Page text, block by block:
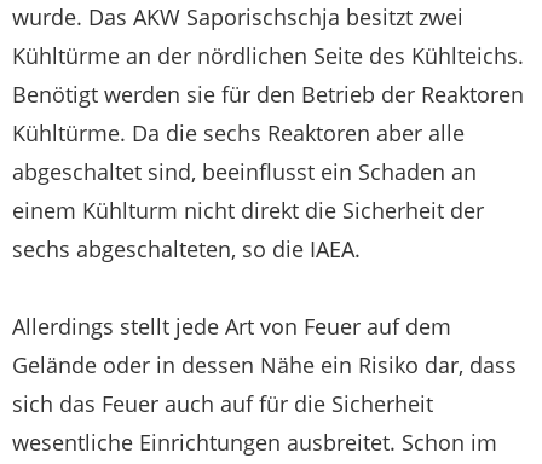
wurde. Das AKW Saporischschja besitzt zwei
Kühltürme an der nördlichen Seite des Kühlteichs.
Benötigt werden sie für den Betrieb der Reaktoren
Kühltürme. Da die sechs Reaktoren aber alle
abgeschaltet sind, beeinflusst ein Schaden an
einem Kühlturm nicht direkt die Sicherheit der
sechs abgeschalteten, so die IAEA.
Allerdings stellt jede Art von Feuer auf dem
Gelände oder in dessen Nähe ein Risiko dar, dass
sich das Feuer auch auf für die Sicherheit
wesentliche Einrichtungen ausbreitet. Schon im